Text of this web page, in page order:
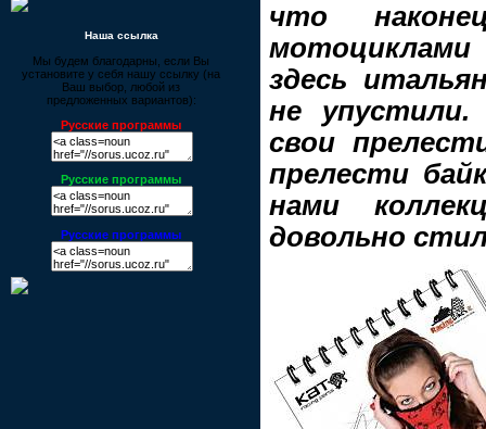
Наша ссылка
Мы будем благодарны, если Вы
установите у себя нашу ссылку (на
Ваш выбор, любой из
предложенных вариантов):
Русские программы
Русские программы
Русские программы
что
здесь
не упустили.
свои
прелести
нами
довольно